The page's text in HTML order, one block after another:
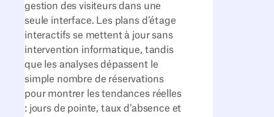
gestion des visiteurs dans une
seule interface. Les plans d’étage
interactifs se mettent à jour sans
intervention informatique, tandis
que les analyses dépassent le
simple nombre de réservations
pour montrer les tendances réelles
: jours de pointe, taux d’absence et